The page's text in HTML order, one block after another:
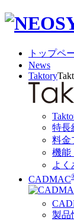
トップペ
News
Taktory
特長
料金
機能
よく
CADMAC
製品